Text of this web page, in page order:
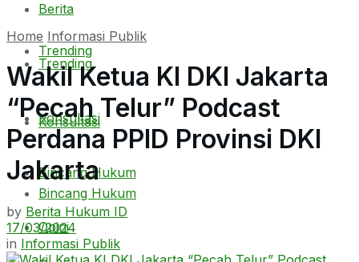
Trending
Konsultasi
Bincang Hukum
Berita
Trending
Konsultasi
Bincang Hukum
Opini
Home Informasi Publik
Wakil Ketua KI DKI Jakarta
“Pecah Telur” Podcast
Perdana PPID Provinsi DKI
Jakarta
by Berita Hukum ID
17/03/2024
in Informasi Publik